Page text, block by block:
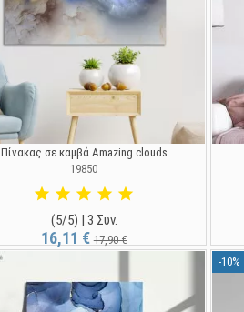
Πίνακας σε καμβά Amazing clouds
19850
(5/5) | 3 Συν.
16,11 €17,90 €
-10%